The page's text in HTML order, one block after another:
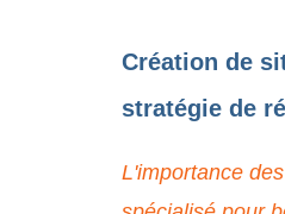
Création de
stratégie de
L'importance